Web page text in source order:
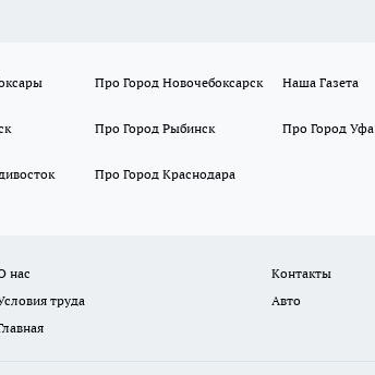
Про Город Новочебоксарск Наша Газета
Про Город Рыбинск Про Город Уфа
Про Город Краснодара
нас
Контакты
труда
Авто